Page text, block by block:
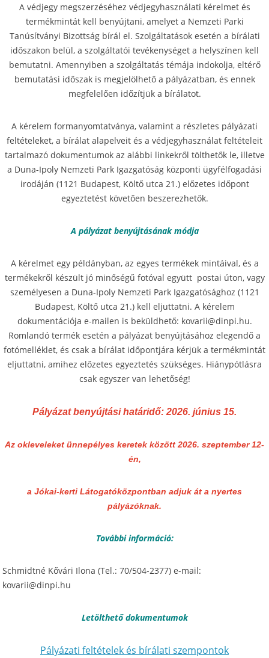
A védjegy megszerzéséhez védjegyhasználati kérelmet és
termékmintát kell benyújtani, amelyet a Nemzeti Parki
Tanúsítványi Bizottság bírál el. Szolgáltatások esetén a bírálati
időszakon belül, a szolgáltatói tevékenységet a helyszínen kell
bemutatni. Amennyiben a szolgáltatás témája indokolja, eltérő
bemutatási időszak is megjelölhető a pályázatban, és ennek
megfelelően időzítjük a bírálatot.
A kérelem formanyomtatványa, valamint a részletes pályázati
feltételeket, a bírálat alapelveit és a védjegyhasználat feltételeit
tartalmazó dokumentumok az alábbi linkekről tölthetők le, illetve
a Duna-Ipoly Nemzeti Park Igazgatóság központi ügyfélfogadási
irodáján (1121 Budapest, Költő utca 21.) előzetes időpont
egyeztetést követően beszerezhetők.
A pályázat benyújtásának módja
A kérelmet egy példányban, az egyes termékek mintáival, és a
termékekről készült jó minőségű fotóval együtt postai úton, vagy
személyesen a Duna-Ipoly Nemzeti Park Igazgatósághoz (1121
Budapest, Költő utca 21.) kell eljuttatni. A kérelem
dokumentációja e-mailen is beküldhető: kovarii@dinpi.hu.
Romlandó termék esetén a pályázat benyújtásához elegendő a
fotómelléklet, és csak a bírálat időpontjára kérjük a termékmintát
eljuttatni, amihez előzetes egyeztetés szükséges. Hiánypótlásra
csak egyszer van lehetőség!
Pályázat benyújtási határidő: 2026. június 15.
Az okleveleket ünnepélyes keretek között 2026. szeptember 12-
én,
a Jókai-kerti Látogatóközpontban adjuk át a nyertes
pályázóknak.
További információ:
Schmidtné Kővári Ilona (Tel.: 70/504-2377) e-mail:
kovarii@dinpi.hu
Letölthető dokumentumok
Pályázati feltételek és bírálati szempontok